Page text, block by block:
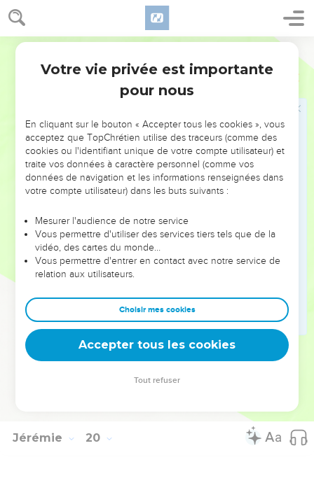
Jérémie 19
ceux qui en veulent à leur vie.
Tu briseras ensuite le vase, sous les yeux des hommes qui
seront allés avec toi.
Et tu leur diras : Ainsi parle l'Éternel des armées : C'est
ainsi que je briserai ce peuple et cette ville, Comme on brise
enterrera les morts à Topheth par défaut de place pour
enterrer.
C'est ainsi que je ferai à ce lieu, dit l'Éternel, et à ses
habitants, Et je rendrai cette ville semblable à Topheth.
Les maisons de Jérusalem et les maisons des rois de Juda
Seront impures comme le lieu de Topheth, Toutes les
maisons sur les toits desquelles on offrait de l'encens A
toute l'armée des cieux, Et on faisait des libations à d'autres
dieux.
14
prophétiser. Puis il se tint dans le parvis de la maison de
l'Éternel, et il dit à tout le peuple :
Ainsi parle l'Éternel des armées, le Dieu d'Israël : Voici, je
vais faire venir sur cette ville et sur toutes les villes qui
dépendent d'elle tous les malheurs que je lui ai prédits,
Jérémie 20
Votre vie privée est importante
pour nous
En cliquant sur le bouton « Accepter tous les cookies », vous
acceptez que TopChrétien utilise des traceurs (comme des
cookies ou l'identifiant unique de votre compte utilisateur) et
traite vos données à caractère personnel (comme vos
données de navigation et les informations renseignées dans
votre compte utilisateur) dans les buts suivants :
Mesurer l'audience de notre service
Vous permettre d'utiliser des services tiers tels que de la
vidéo, des cartes du monde…
Vous permettre d'entrer en contact avec notre service de
relation aux utilisateurs.
Choisir mes cookies
Accepter tous les cookies
Tout refuser